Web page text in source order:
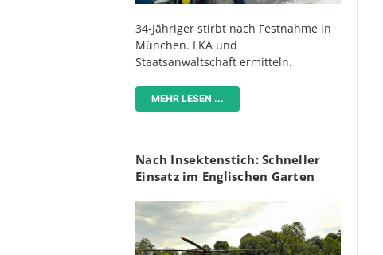
34-Jähriger stirbt nach Festnahme in
München. LKA und
Staatsanwaltschaft ermitteln.
MEHR LESEN ...
Nach Insektenstich: Schneller
Einsatz im Englischen Garten